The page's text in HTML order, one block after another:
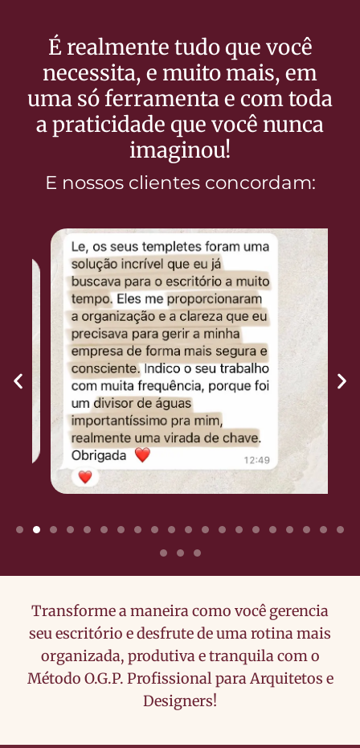
É realmente tudo que você
necessita, e muito mais, em
uma só ferramenta e com toda
a praticidade que você nunca
imaginou!
E nossos clientes concordam:
Transforme a maneira como você gerencia
seu escritório e desfrute de uma rotina mais
organizada, produtiva e tranquila com o
Método O.G.P. Profissional para Arquitetos e
Designers!